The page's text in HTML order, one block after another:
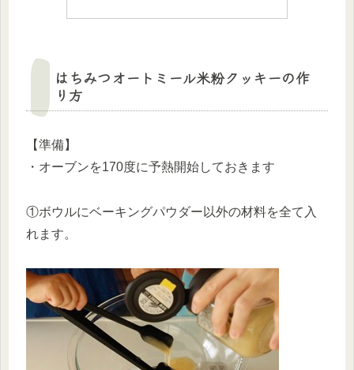
はちみつオートミール米粉クッキーの作
り方
【準備】
・オーブンを170度に予熱開始しておきます
①ボウルにベーキングパウダー以外の材料を全て入
れます。